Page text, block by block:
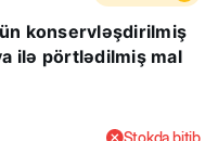
konservləşdirilmiş
ilə pörtlədilmiş mal
Stokda bitib